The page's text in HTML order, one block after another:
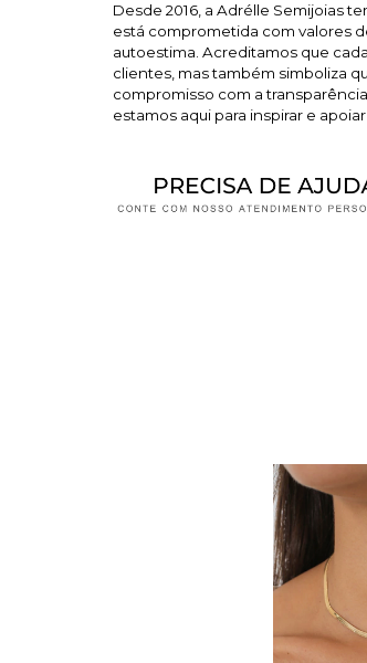
Desde 2016, a Adrélle Semijoias
está comprometida com valores
autoestima. Acreditamos que
clientes, mas também simboliza
compromisso com a
estamos aqui para inspirar e